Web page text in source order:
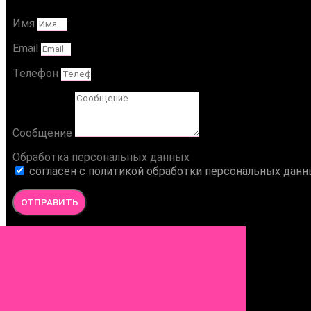
Имя
Email
Телефон
Сообщение
Обработка персональных данных
согласен с политикой обработки персональных
ОТПРАВИТЬ